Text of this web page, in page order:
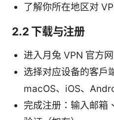
了解你所在地区对
2.2 下载与注册
进入月兔 VPN 官方
选择对应设备的客户
macOS、iOS、
完成注册：输入邮箱